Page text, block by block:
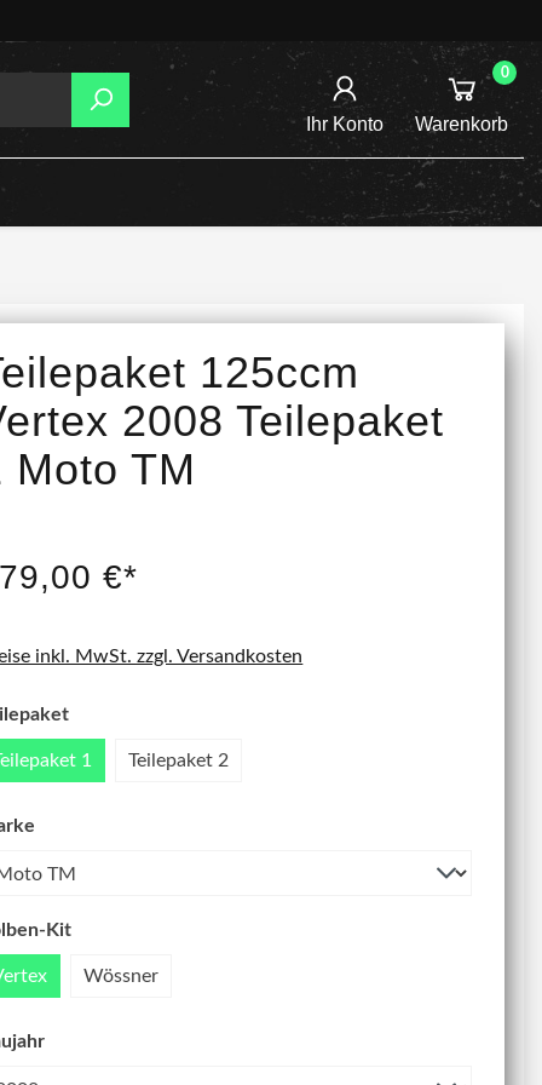
Ihr Konto
0
Warenkorb
/
NEU
125ccm
2008 Teilepaket
Moto TM
€*
inkl. MwSt. zzgl. Versandkosten
1 Teilepaket 2
Kit
Wössner